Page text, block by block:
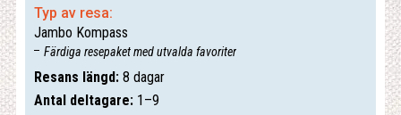
Typ av resa:
Jambo Kompass
Färdiga resepaket med utvalda favoriter
Resans längd: 8 dagar
Antal deltagare: 1–9